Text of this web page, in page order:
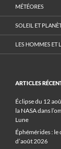
MÉTÉORES
SOLEIL ET
LES HOMMES ET
ARTICLES
Éclipse du 12
la NASA dans
Lune
Éphémérides : le
d’août 2026